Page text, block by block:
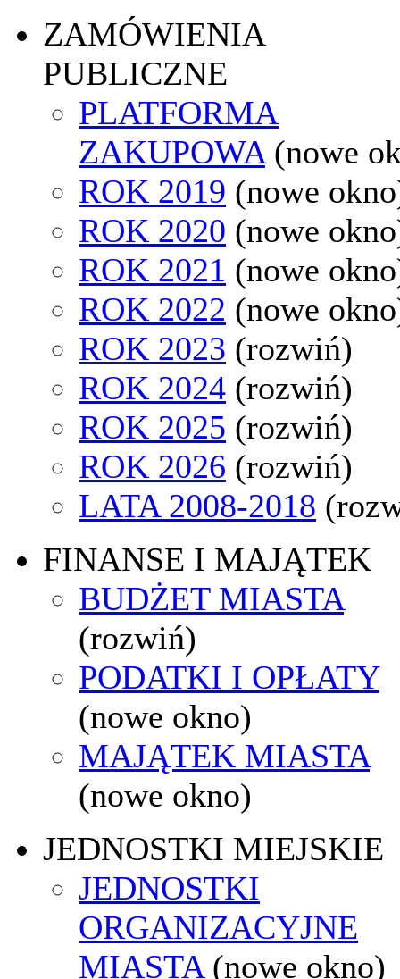
ZAMÓWIENIA
PUBLICZNE
PLATFORMA
ZAKUPOWA (nowe
ROK 2019 (nowe
ROK 2020 (nowe
ROK 2021 (nowe
ROK 2022 (nowe
ROK 2023 (rozwiń)
ROK 2024 (rozwiń)
ROK 2025 (rozwiń)
ROK 2026 (rozwiń)
LATA 2008-2018
FINANSE I MAJĄTEK
BUDŻET MIASTA
(rozwiń)
PODATKI I OPŁATY
(nowe okno)
MAJĄTEK MIASTA
(nowe okno)
JEDNOSTKI MIEJSKIE
JEDNOSTKI
ORGANIZACYJNE
MIASTA (nowe okno)